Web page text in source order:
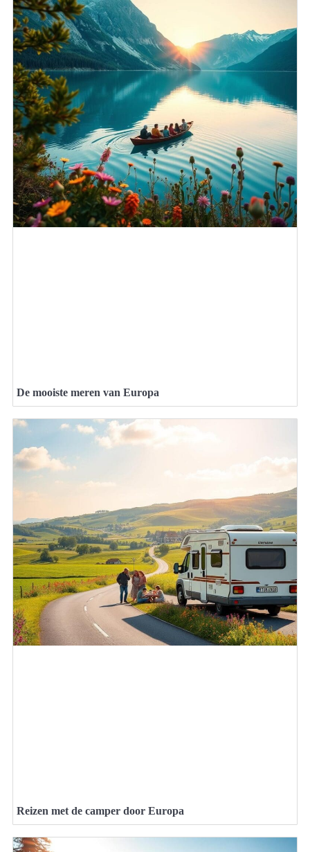
De mooiste meren van Europa
Reizen met de camper door Europa